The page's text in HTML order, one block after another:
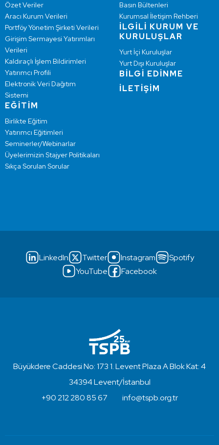
Özet Veriler
Aracı Kurum Verileri
Portföy Yönetim Şirketi Verileri
Girişim Sermayesi Yatırımları
Verileri
Kaldıraçlı İşlem Bildirimleri
Yatırımcı Profili
Elektronik Veri Dağıtım
Sistemi
EĞİTİM
Birlikte Eğitim
Yatırımcı Eğitimleri
Seminerler/Webinarlar
Üyelerimizin Stajyer Politikaları
Sıkça Sorulan Sorular
Basın Bültenleri
Kurumsal İletişim Rehberi
İLGİLİ KURUM VE
KURULUŞLAR
Yurt İçi Kuruluşlar
Yurt Dışı Kuruluşlar
BİLGİ EDİNME
İLETİŞİM
LinkedIn Twitter Instagram
Spotify
YouTube
Facebook
Büyükdere Caddesi No: 173 1. Levent Plaza A Blok Kat: 4
34394 Levent/İstanbul
+90 212 280 85 67
info@tspb.org.tr